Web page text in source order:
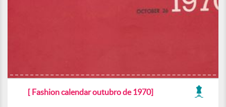
[ Fashion calendar outubro de 1970]